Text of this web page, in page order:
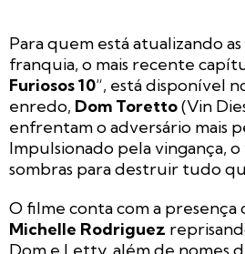
Para quem está atualizando as
franquia, o mais recente
Furiosos 10“, está disponível
enredo, Dom Toretto(Vin
enfrentam o adversário mais
Impulsionado pela vingança, o
sombras para destruir tudo
O filme conta com a presença
Michelle Rodriguez
Dom e Letty, além de nomes